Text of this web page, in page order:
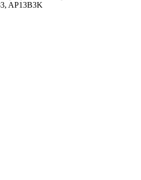
AP13B3K